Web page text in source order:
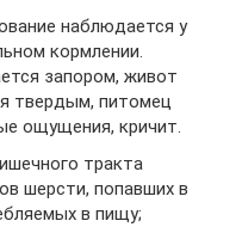
наблюдается у
кормлении.
запором, живот
твердым, питомец
ощущения, кричит.
тракта
шерсти, попавших в
в пищу;